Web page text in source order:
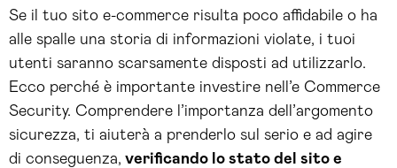
Se il tuo sito e-commerce risulta poco affidabile o ha
alle spalle una storia di informazioni violate, i tuoi
utenti saranno scarsamente disposti ad utilizzarlo.
Ecco perché è importante investire nell’e Commerce
Security. Comprendere l’importanza dell’argomento
sicurezza, ti aiuterà a prenderlo sul serio e ad agire
di conseguenza, verificando lo stato del sito e